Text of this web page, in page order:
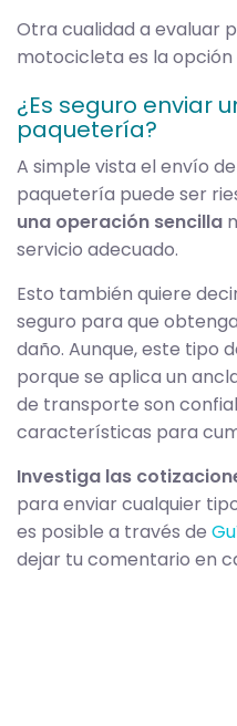
Otra cualidad a evaluar
motocicleta es la
¿Es seguro enviar
paquetería?
A simple vista el envío
paquetería puede ser
una operación sencilla
servicio adecuado.
Esto también quiere
seguro para que
daño. Aunque, este tipo
porque se aplica un
de transporte son
características para
Investiga las
para enviar cualquier
es posible a través de
dejar tu comentario en